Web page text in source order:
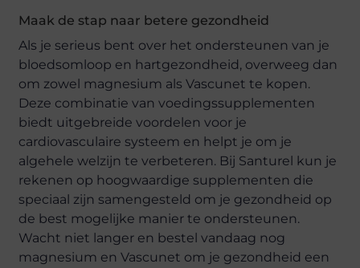
Maak de stap naar betere gezondheid
Als je serieus bent over het ondersteunen van je
bloedsomloop en hartgezondheid, overweeg dan
om zowel magnesium als Vascunet te kopen.
Deze combinatie van voedingssupplementen
biedt uitgebreide voordelen voor je
cardiovasculaire systeem en helpt je om je
algehele welzijn te verbeteren. Bij Santurel kun je
rekenen op hoogwaardige supplementen die
speciaal zijn samengesteld om je gezondheid op
de best mogelijke manier te ondersteunen.
Wacht niet langer en bestel vandaag nog
magnesium en Vascunet om je gezondheid een